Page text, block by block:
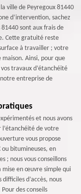
ville de Peyregoux 81440
d’intervention, sachez
sont aux frais de
Cette gratuité reste
à travailler ; votre
Ainsi, pour que
travaux d’étanchéité
entreprise de
et nous avons
l’étanchéité de votre
vous propose
ou bitumineuses, en
; nous vous conseillons
mise en œuvre simple qui
d’accès, nous
des conseils